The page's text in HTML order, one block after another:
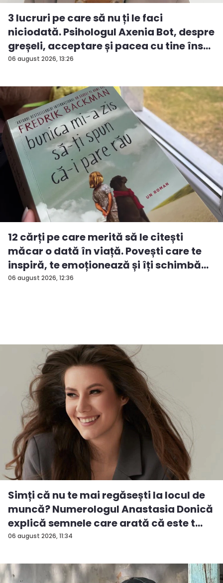
06 august 2026, 13:26
3 lucruri pe care să nu ți le faci
niciodată. Psihologul Axenia Bot, despre
greșeli, acceptare și pacea cu tine îns...
06 august 2026, 12:36
12 cărți pe care merită să le citești
măcar o dată în viață. Povești care te
inspiră, te emoționează și îți schimbă...
06 august 2026, 11:34
Simți că nu te mai regăsești la locul de
muncă? Numerologul Anastasia Donică
explică semnele care arată că este t...